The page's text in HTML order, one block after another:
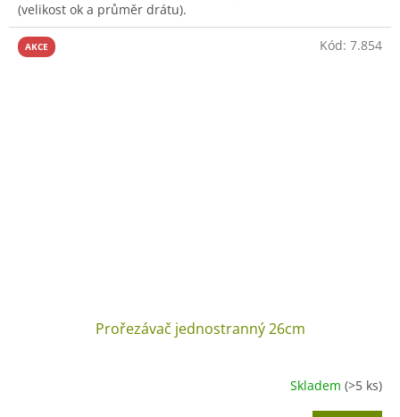
(velikost ok a průměr drátu).
AKCE
Prořezávač jednostranný 26cm
Skladem (>5 ks)
Kód: 7.854